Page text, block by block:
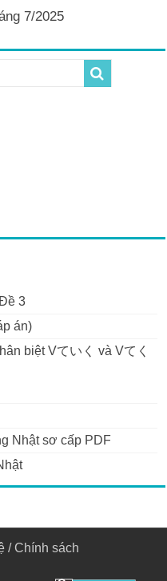
7/2025
3
án)
biệt Vていく và Vてく
Nhật sơ cấp PDF
/Chính sách